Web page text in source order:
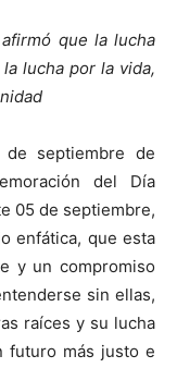
que la lucha
lucha por la vida,
de septiembre de
del Día
05 de septiembre,
enfática, que esta
y un compromiso
sin ellas,
raíces y su lucha
futuro más justo e